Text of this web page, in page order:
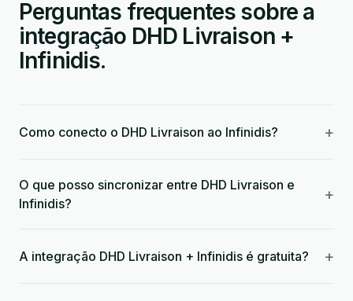
Perguntas frequentes sobre a
integração DHD Livraison +
Infinidis.
Como conecto o DHD Livraison ao Infinidis? +
O que posso sincronizar entre DHD Livraison e
Infinidis?
+
A integração DHD Livraison + Infinidis é gratuita? +